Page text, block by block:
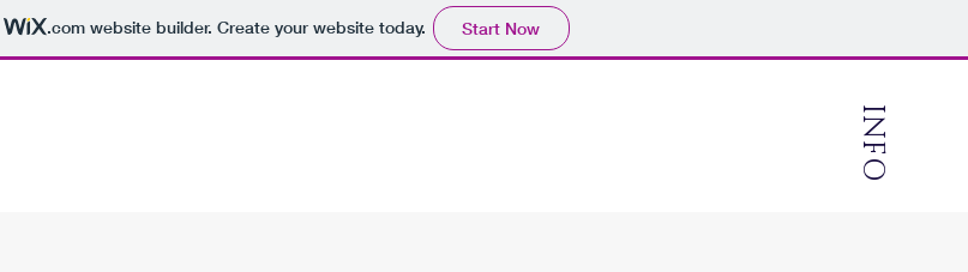
.comwebsite builder. Create your website today. Start Now
INFO